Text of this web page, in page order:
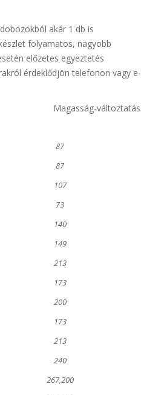
akár 1 db is
folyamatos, nagyobb
előzetes egyeztetés
érdeklődjön telefonon vagy e-
változtatás
87
87
107
73
140
149
213
173
200
173
213
240
267,200